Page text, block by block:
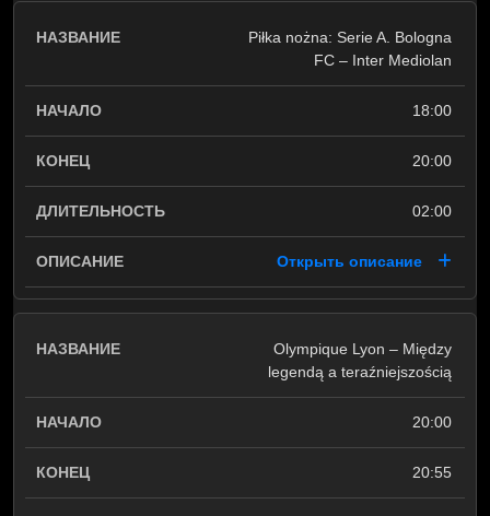
Piłka nożna: Serie A. Bologna
FC – Inter Mediolan
18:00
20:00
02:00
Открыть описание
Olympique Lyon – Między
legendą a teraźniejszością
20:00
20:55